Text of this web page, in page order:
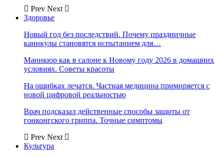
Prev Next
Здоровье
Новый год без последствий. Почему праздничные
каникулы становятся испытанием для…
Маникюр как в салоне к Новому году 2026 в домашних
условиях. Советы красоты
На ошибках лечатся. Частная медицина примиряется с
новой цифровой реальностью
Врач подсказал действенные способы защиты от
гонконгского гриппа. Точные симптомы
Prev Next
Культура